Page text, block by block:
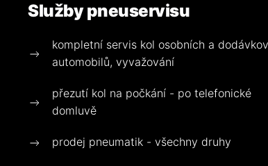
Služby pneuservisu
kompletní servis kol osobních a
automobilů, vyvažování
přezutí kol na počkání - po telefonické
domluvě
prodej pneumatik - všechny druhy